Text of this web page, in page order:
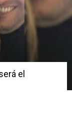
el